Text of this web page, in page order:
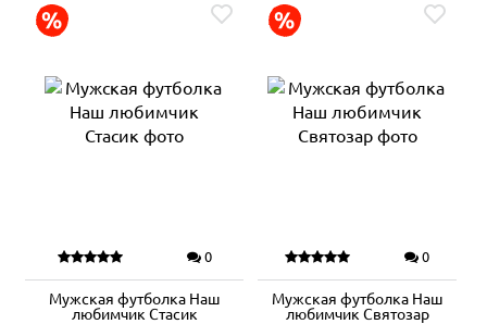
0
Мужская футболка Наш
любимчик Стасик
0
Мужская футболка Наш
любимчик Святозар